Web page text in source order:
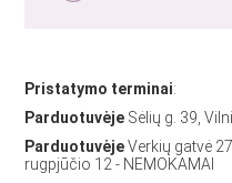
Pristatymo terminai:
Parduotuvėje Sėlių g. 39,
ParduotuvėjeVerkių gatvė
rugpjūčio 12 - NEMOKAMAI